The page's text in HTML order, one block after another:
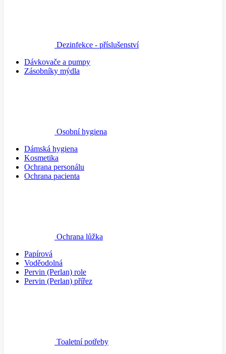
Dezinfekce - příslušenství
Dávkovače a pumpy
Zásobníky mýdla
Osobní hygiena
Dámská hygiena
Kosmetika
Ochrana personálu
Ochrana pacienta
Ochrana lůžka
Papírová
Voděodolná
Pervin (Perlan) role
Pervin (Perlan) přířez
Toaletní potřeby